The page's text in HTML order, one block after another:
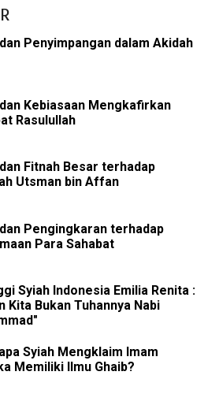
Penyimpangan dalam Akidah
Kebiasaan Mengkafirkan
Rasulullah
Fitnah Besar terhadap
Utsman bin Affan
Pengingkaran terhadap
Para Sahabat
Syiah Indonesia Emilia Renita :
Kita Bukan Tuhannya Nabi
Syiah Mengklaim Imam
Memiliki Ilmu Ghaib?